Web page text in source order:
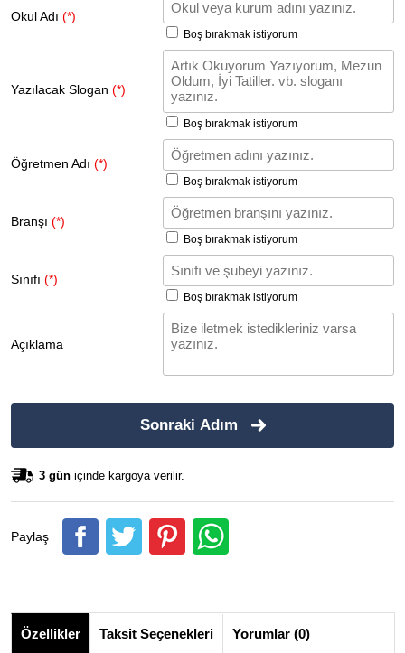
Okul Adı (*)
Boş bırakmak istiyorum
Yazılacak Slogan (*)
Boş bırakmak istiyorum
Öğretmen Adı (*)
Boş bırakmak istiyorum
Branşı (*)
Boş bırakmak istiyorum
Sınıfı (*)
Boş bırakmak istiyorum
Açıklama
Sonraki Adım
3 gün içinde kargoya verilir.
Paylaş
Özellikler Taksit Seçenekleri Yorumlar (0)